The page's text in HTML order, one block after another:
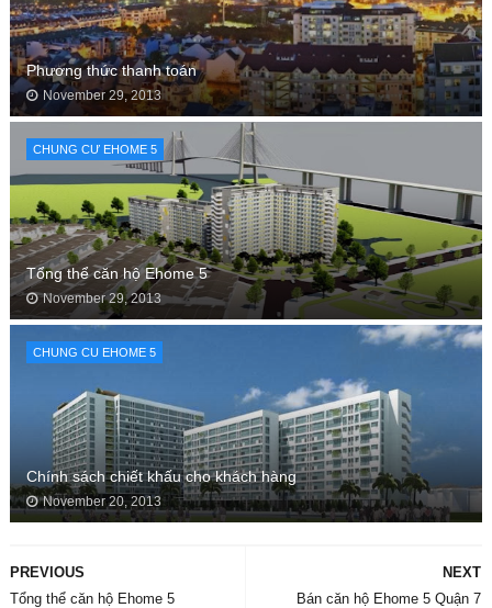
Phương thức thanh toán
November 29, 2013
CHUNG CƯ EHOME 5
Tổng thể căn hộ Ehome 5
November 29, 2013
CHUNG CU EHOME 5
Chính sách chiết khấu cho khách hàng
November 20, 2013
NEXT
Bán căn hộ Ehome 5 Quận 7
PREVIOUS
Tổng thể căn hộ Ehome 5